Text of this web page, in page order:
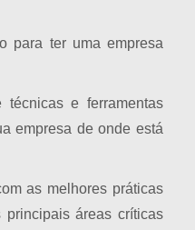
para ter uma empresa
e ferramentas
empresa de onde está
as melhores práticas
principais áreas críticas